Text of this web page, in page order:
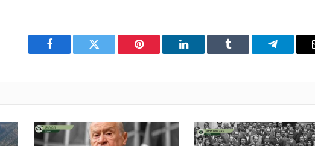
Facebook Twitter Pinterest LinkedIn Tumblr Telegram